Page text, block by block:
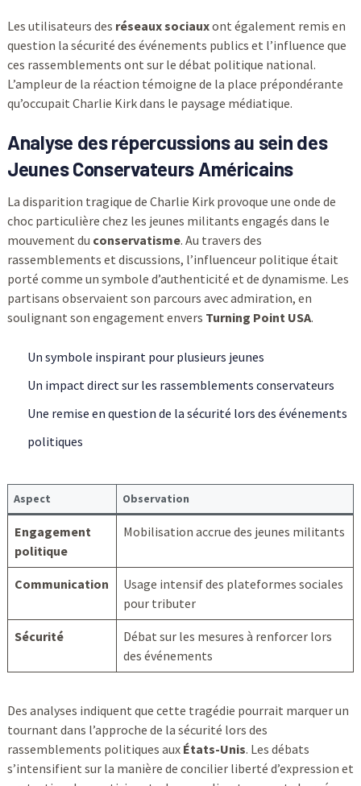
Les utilisateurs des réseaux sociauxont également remis en
question la sécurité des événements publics et l’influence que
ces rassemblements ont sur le débat politique national.
L’ampleur de la réaction témoigne de la place prépondérante
qu’occupait Charlie Kirk dans le paysage médiatique.
Analyse des répercussions au sein des
Jeunes Conservateurs Américains
La disparition tragique de Charlie Kirk provoque une onde de
choc particulière chez les jeunes militants engagés dans le
mouvement du conservatisme. Au travers des
rassemblements et discussions, l’influenceur politique était
porté comme un symbole d’authenticité et de dynamisme. Les
partisans observaient son parcours avec admiration, en
soulignant son engagement envers Turning Point USA.
Un symbole inspirant pour plusieurs jeunes
Un impact direct sur les rassemblements conservateurs
Une remise en question de la sécurité lors des événements
politiques
Aspect Observation
Engagement
politique
Mobilisation accrue des jeunes militants
Communication
Usage intensif des plateformes sociales
pour tributer
Sécurité
Débat sur les mesures à renforcer lors
des événements
Des analyses indiquent que cette tragédie pourrait marquer un
tournant dans l’approche de la sécurité lors des
rassemblements politiques aux États-Unis. Les débats
s’intensifient sur la manière de concilier liberté d’expression et